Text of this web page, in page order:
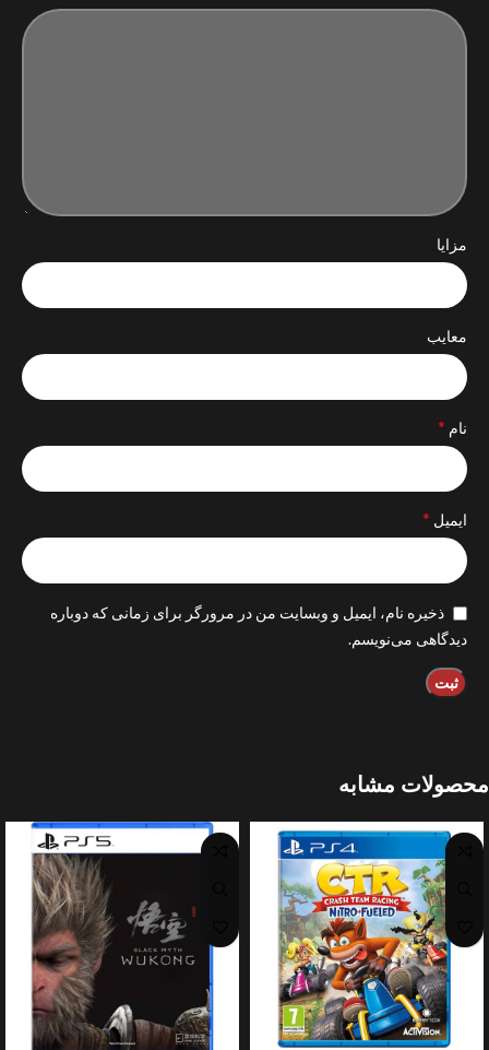
مزایا
معایب
نام *
ایمیل *
ذخیره نام، ایمیل و وبسایت من در مرورگر برای زمانی که دوباره
دیدگاهی می‌نویسم.
محصولات مشابه